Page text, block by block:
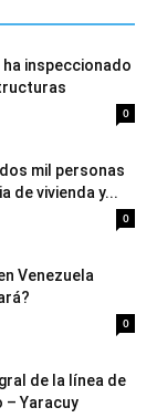
inspeccionado
0
mil personas
de vivienda y...
0
Venezuela
0
de la línea de
– Yaracuy